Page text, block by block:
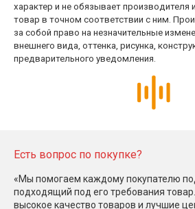
характер и не обязывает производителя
товар в точном соответствии с ним.
за собой право на незначительные
внешнего вида, оттенка, рисунка,
предварительного уведомления.
Есть вопрос по покупке?
«Мы помогаем каждому покупателю
подходящий под его требования
высокое качество товаров и лучшие